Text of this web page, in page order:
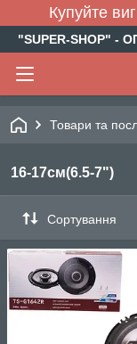
Купуйте
"SUPER-SHOP"
Товари та
16-17см(6.5-7")
Сортування